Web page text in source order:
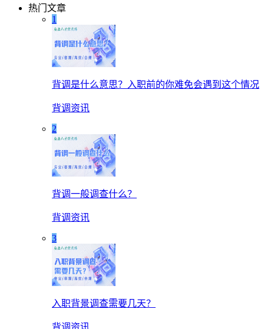
热门文章
1
背调是什么意思？入职前的你难免会遇到这个情况
背调资讯
2
背调一般调查什么？
背调资讯
3
入职背景调查需要几天？
背调资讯